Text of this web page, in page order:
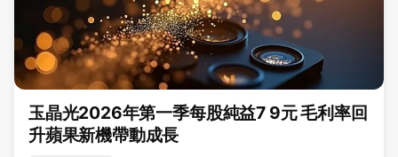
玉晶光2026年第一季每股純益7 9元 毛利率回
升蘋果新機帶動成長